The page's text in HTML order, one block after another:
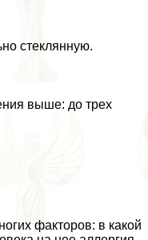
стеклянную.
выше: до трех
факторов: в какой